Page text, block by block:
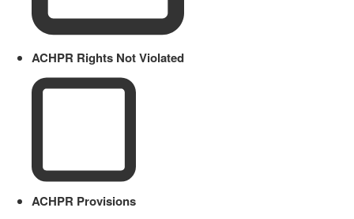
ACHPR Rights Not Violated
ACHPR Provisions